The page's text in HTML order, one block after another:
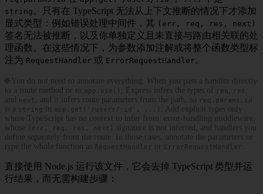
string 。只有在 TypeScript 无法从上下文推断的情况下才添加
显式类型：例如错误处理中间件，其 (err, req, res, next)
签名无法被推断，以及你单独定义且未直接与路由相关联的处
理函数。在这些情况下，为参数添加注解或将整个函数类型标
注为 RequestHandler 或 ErrorRequestHandler 。
🌐 You do not need to annotate everything. When you pass a handler directly
to a route method or to app.use() , Express infers the types of req res
and next , and it infers route parameters from the path, so req.params.id
is a string in app.get('/users/:id', ...)
. Add explicit types only
where TypeScript has no context to infer from: error-handling middleware,
whose
(err, req, res, next)
signature is not inferred, and handlers you
define separately from the route. In those cases, annotate the parameters or
type the whole function as
RequestHandler or ErrorRequestHandler
直接使用 Node.js 运行该文件，它会去掉 TypeScript 类型并运
行结果，而无需构建步骤：